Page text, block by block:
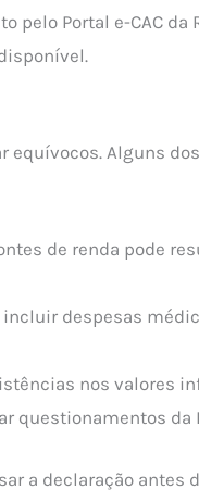
pelo Portal e-CAC da
equívocos. Alguns
de renda pode
despesas
nos valores
questionamentos da
a declaração antes